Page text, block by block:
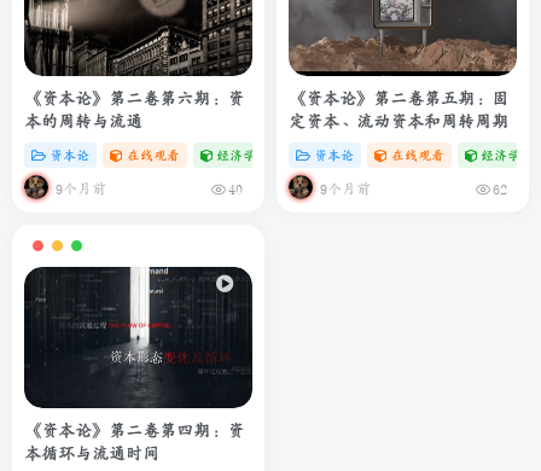
《资本论》第二卷第六期：资
本的周转与流通
资本论 在线观看 经济学专题 # zibll # C
9个月前 40
《资本论》第二卷第五期：固
定资本、流动资本和周转周期
资本论 在线观看 经济学专
9个月前 62
《资本论》第二卷第四期：资
本循环与流通时间